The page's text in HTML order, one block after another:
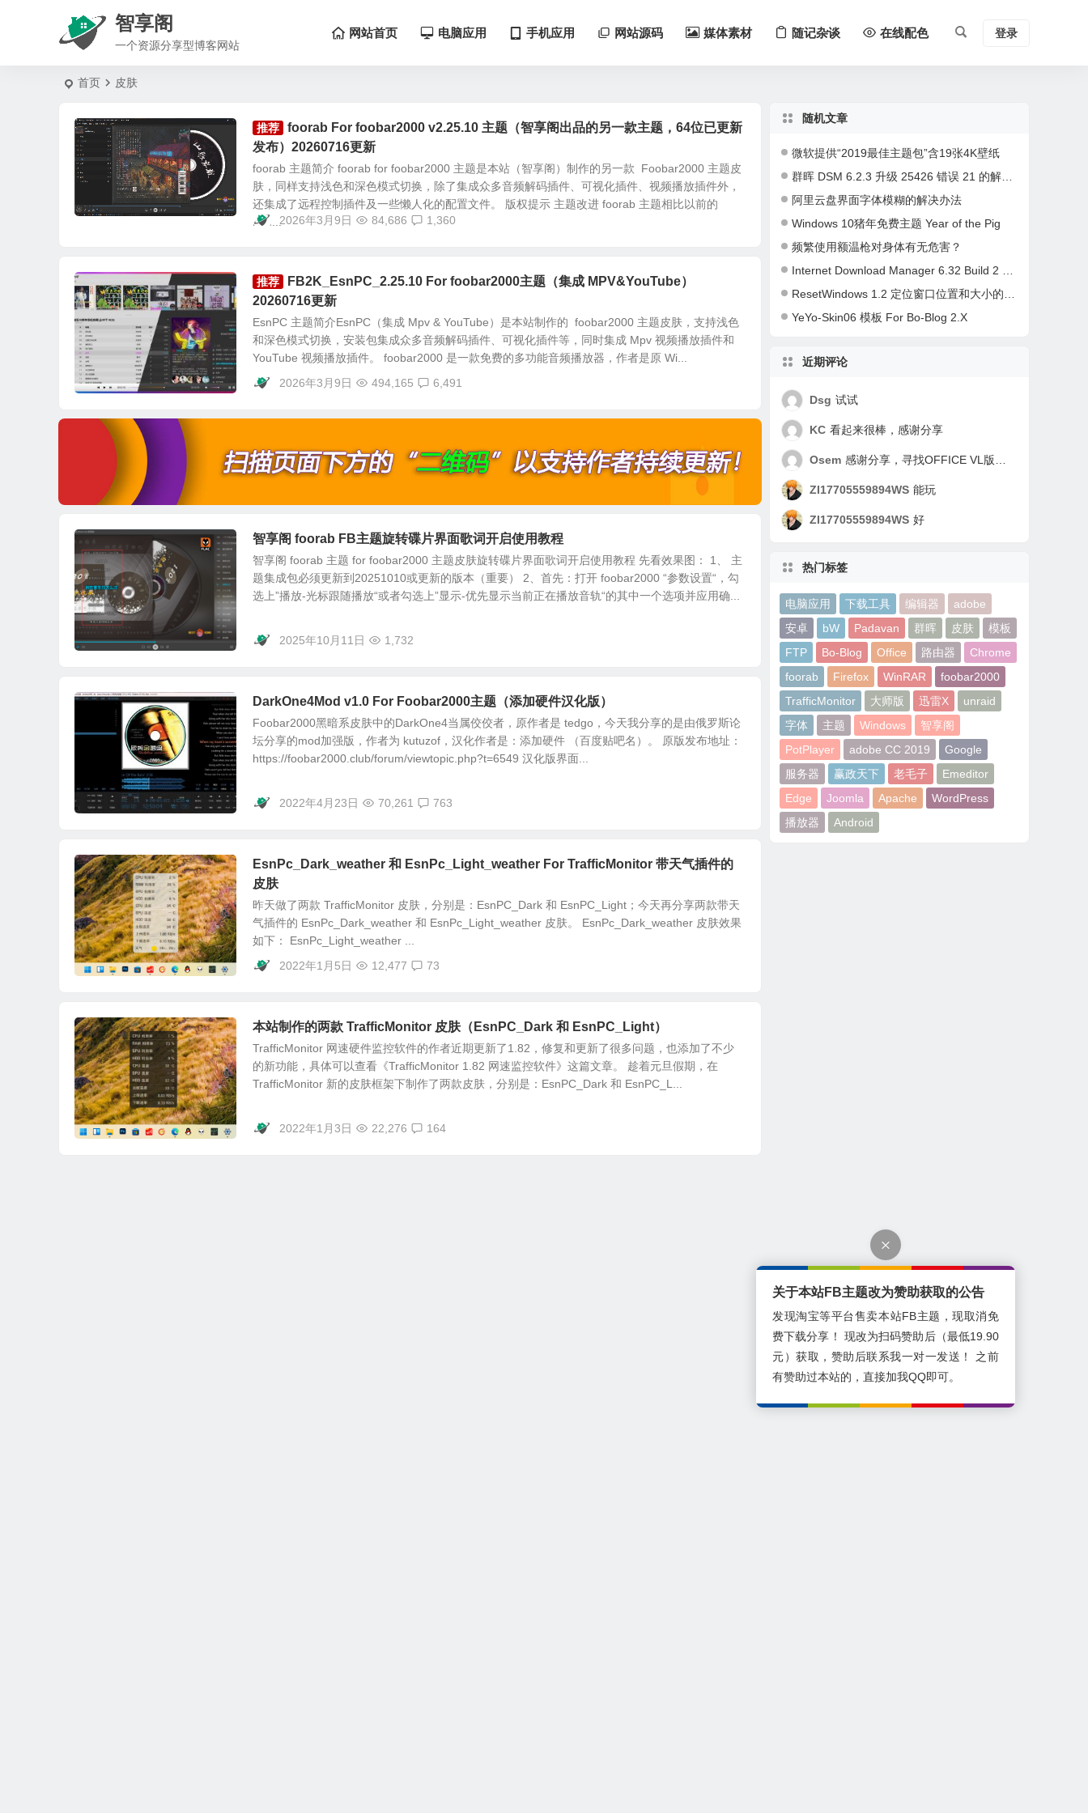
智享阁
一个资源分享型博客网站
网站首页 电脑应用 手机应用 网站源码 媒体素材 随记杂谈 在线配色 登录
首页 皮肤
推荐
foorab For foobar2000 v2.25.10 主题（智享阁出品的另一款主题，64位已更新
发布）20260716更新
foorab 主题简介 foorab for foobar2000 主题是本站（智享阁）制作的另一款 Foobar2000 主题皮
肤，同样支持浅色和深色模式切换，除了集成众多音频解码插件、可视化插件、视频播放插件外，
还集成了远程控制插件及一些懒人化的配置文件。 版权提示 主题改进 foorab 主题相比以前的
Esn...2026年3月9日 84,686 1,360
推荐
FB2K_EsnPC_2.25.10 For foobar2000主题（集成 MPV&YouTube）
20260716更新
EsnPC 主题简介EsnPC（集成 Mpv & YouTube）是本站制作的 foobar2000 主题皮肤，支持浅色
和深色模式切换，安装包集成众多音频解码插件、可视化插件等，同时集成 Mpv 视频播放插件和
YouTube 视频播放插件。 foobar2000 是一款免费的多功能音频播放器，作者是原 Wi...
2026年3月9日
494,165 6,491
智享阁 foorab FB主题旋转碟片界面歌词开启使用教程
智享阁 foorab 主题 for foobar2000 主题皮肤旋转碟片界面歌词开启使用教程 先看效果图： 1、 主
题集成包必须更新到20251010或更新的版本（重要） 2、首先：打开 foobar2000 “参数设置“，勾
选上”播放-光标跟随播放“或者勾选上”显示-优先显示当前正在播放音轨“的其中一个选项并应用确...
2025年10月11日 1,732
DarkOne4Mod v1.0 For Foobar2000主题（添加硬件汉化版）
Foobar2000黑暗系皮肤中的DarkOne4当属佼佼者，原作者是 tedgo，今天我分享的是由俄罗斯论
坛分享的mod加强版，作者为 kutuzof，汉化作者是：添加硬件 （百度贴吧名）。 原版发布地址：
https://foobar2000.club/forum/viewtopic.php?t=6549 汉化版界面...
2022年4月23日 70,261 763
EsnPc_Dark_weather 和 EsnPc_Light_weather For TrafficMonitor 带天气插件的
皮肤
昨天做了两款 TrafficMonitor 皮肤，分别是：EsnPC_Dark 和 EsnPC_Light；今天再分享两款带天
气插件的 EsnPc_Dark_weather 和 EsnPc_Light_weather 皮肤。 EsnPc_Dark_weather 皮肤效果
如下： EsnPc_Light_weather ...
2022年1月5日
12,477 73
本站制作的两款 TrafficMonitor 皮肤（EsnPC_Dark 和 EsnPC_Light）
TrafficMonitor 网速硬件监控软件的作者近期更新了1.82，修复和更新了很多问题，也添加了不少
的新功能，具体可以查看《TrafficMonitor 1.82 网速监控软件》这篇文章。 趁着元旦假期，在
TrafficMonitor 新的皮肤框架下制作了两款皮肤，分别是：EsnPC_Dark 和 EsnPC_L...
2022年1月3日 22,276 164
随机文章
微软提供“2019最佳主题包”含19张4K壁纸
群晖 DSM 6.2.3 升级 25426 错误 21 的解决办法
阿里云盘界面字体模糊的解决办法
Windows 10猪年免费主题 Year of the Pig
频繁使用额温枪对身体有无危害？
Internet Download Manager 6.32 Build 2 已注册特别版
ResetWindows 1.2 定位窗口位置和大小的神器
YeYo-Skin06 模板 For Bo-Blog 2.X
近期评论
Dsg 试试
KC 看起来很棒，感谢分享
Osem 感谢分享，寻找OFFICE VL版好久了，谢谢！
ZI17705559894WS 能玩
ZI17705559894WS 好
热门标签
电脑应用 下载工具 编辑器
adobe
安卓
bW Padavan 群晖 皮肤
模板
FTP
Bo-Blog Office 路由器
Chrome
foorab
Firefox WinRAR
foobar2000
TrafficMonitor
大师版 迅雷X
unraid
字体
主题 Windows
智享阁
PotPlayer
adobe CC 2019
Google
服务器
赢政天下 老毛子
Emeditor
Edge
Joomla Apache
WordPress
播放器
Android
关于本站FB主题改为赞助获取的公告
发现淘宝等平台售卖本站FB主题，现取消免
费下载分享！ 现改为扫码赞助后（最低19.90
元）获取，赞助后联系我一对一发送！ 之前
有赞助过本站的，直接加我QQ即可。